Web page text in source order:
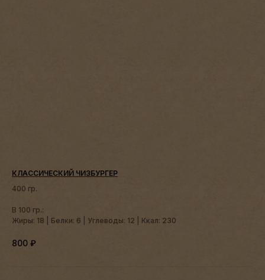
КЛАССИЧЕСКИЙ ЧИЗБУРГЕР
400 гр.
В 100 гр.:
Жиры: 18 | Белки: 6 | Углеводы: 12 | Ккал: 230
800 ₽